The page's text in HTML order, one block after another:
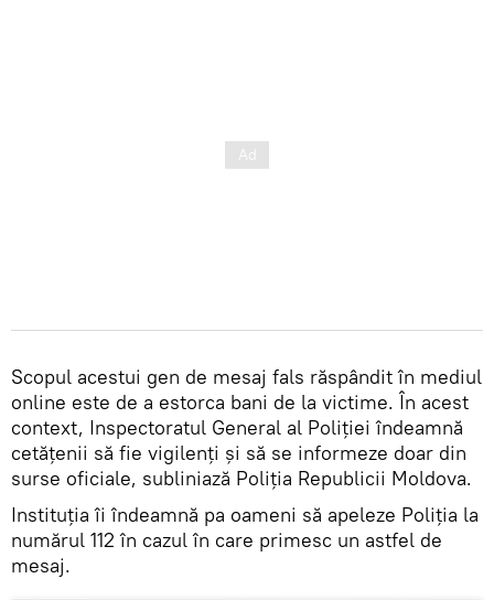
Scopul acestui gen de mesaj fals răspândit în mediul
online este de a estorca bani de la victime. În acest
context, Inspectoratul General al Poliției îndeamnă
cetățenii să fie vigilenți și să se informeze doar din
surse oficiale, subliniază Poliția Republicii Moldova.
Instituția îi îndeamnă pa oameni să apeleze Poliția la
numărul 112 în cazul în care primesc un astfel de
mesaj.